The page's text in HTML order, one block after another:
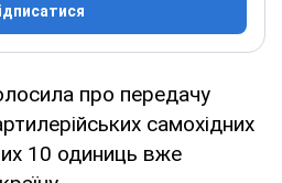
про передачу
самохідних
10 одиниць вже